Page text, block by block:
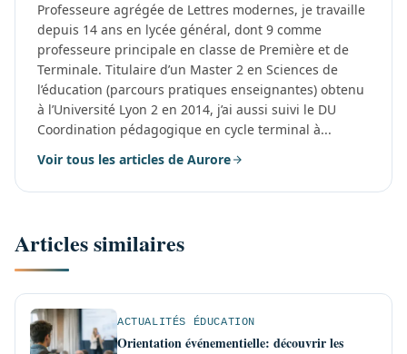
Professeure agrégée de Lettres modernes, je travaille
depuis 14 ans en lycée général, dont 9 comme
professeure principale en classe de Première et de
Terminale. Titulaire d’un Master 2 en Sciences de
l’éducation (parcours pratiques enseignantes) obtenu
à l’Université Lyon 2 en 2014, j’ai aussi suivi le DU
Coordination pédagogique en cycle terminal à...
Voir tous les articles de Aurore
Articles similaires
ACTUALITÉS ÉDUCATION
Orientation événementielle: découvrir les